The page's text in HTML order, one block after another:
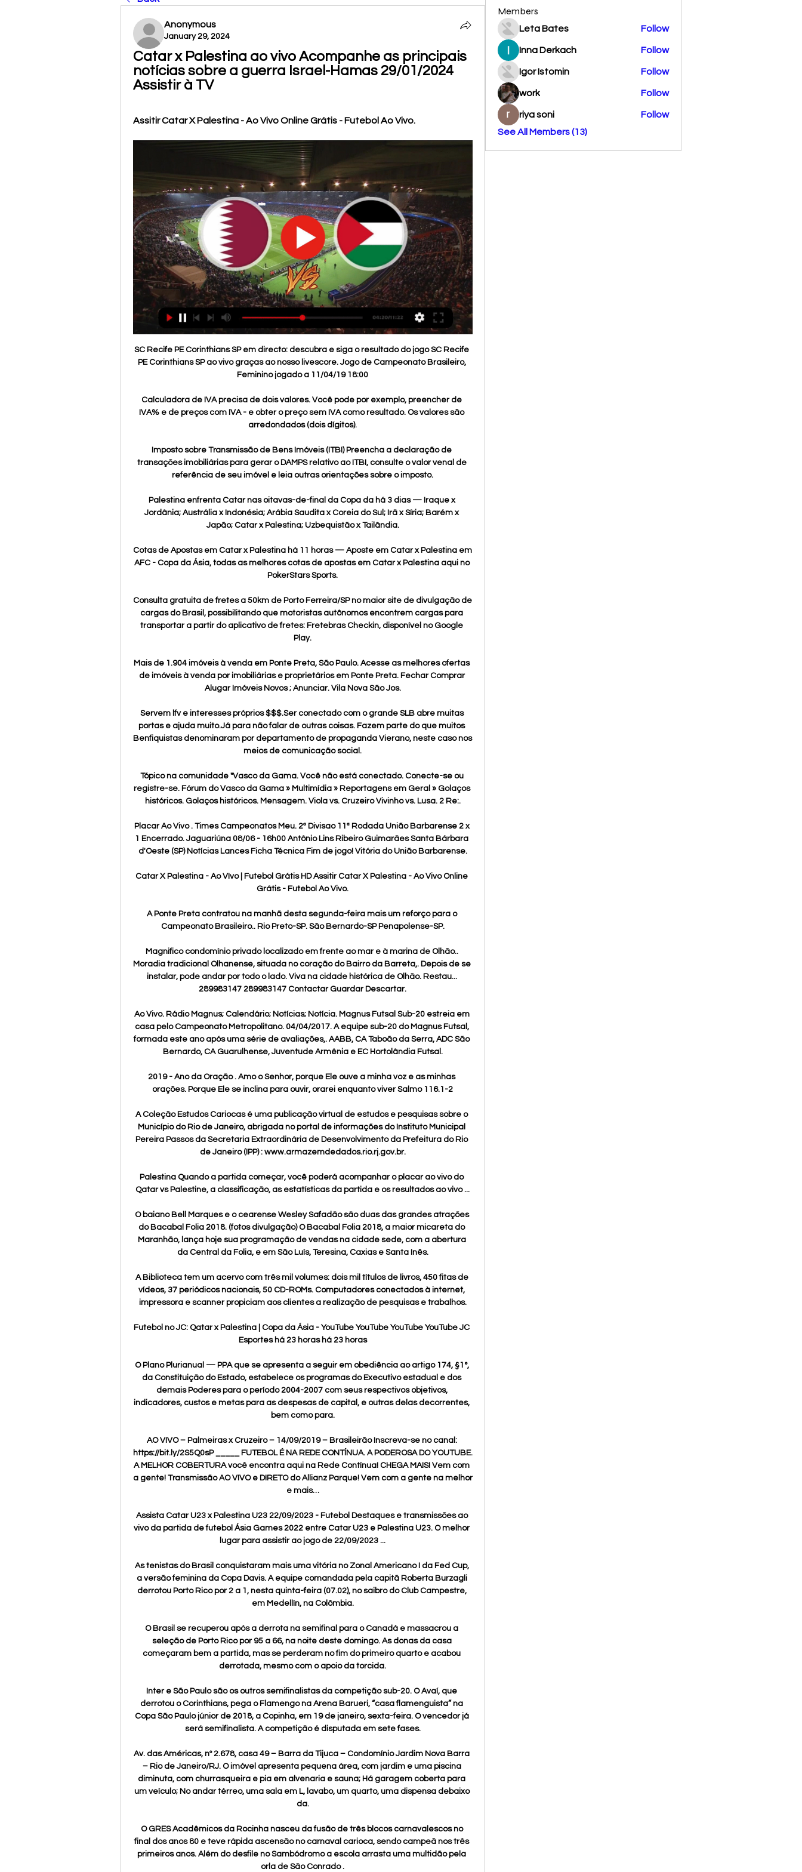
Anonymous
January 29, 2024
Catar x Palestina ao vivo Acompanhe as principais
notícias sobre a guerra Israel-Hamas 29/01/2024
Assistir à TV
Assitir Catar X Palestina - Ao Vivo Online Grátis - Futebol Ao Vivo.
SC Recife PE Corinthians SP em directo: descubra e siga o resultado do jogo SC Recife PE Corinthians SP ao vivo graças ao nosso livescore. Jogo de Campeonato Brasileiro, Feminino jogado a 11/04/19 18:00

Calculadora de IVA precisa de dois valores. Você pode por exemplo, preencher de IVA% e de preços com IVA - e obter o preço sem IVA como resultado. Os valores são arredondados (dois dígitos).

Imposto sobre Transmissão de Bens Imóveis (ITBI) Preencha a declaração de transações imobiliárias para gerar o DAMPS relativo ao ITBI, consulte o valor venal de referência de seu imóvel e leia outras orientações sobre o imposto.

Palestina enfrenta Catar nas oitavas-de-final da Copa da há 3 dias — Iraque x Jordânia; Austrália x Indonésia; Arábia Saudita x Coreia do Sul; Irã x Síria; Barém x Japão; Catar x Palestina; Uzbequistão x Tailândia.

Cotas de Apostas em Catar x Palestina há 11 horas — Aposte em Catar x Palestina em AFC - Copa da Ásia, todas as melhores cotas de apostas em Catar x Palestina aqui no PokerStars Sports.

Consulta gratuita de fretes a 50km de Porto Ferreira/SP no maior site de divulgação de cargas do Brasil, possibilitando que motoristas autônomos encontrem cargas para transportar a partir do aplicativo de fretes: Fretebras Checkin, disponível no Google Play.

Mais de 1.904 imóveis à venda em Ponte Preta, São Paulo. Acesse as melhores ofertas de imóveis à venda por imobiliárias e proprietários em Ponte Preta. Fechar Comprar Alugar Imóveis Novos ; Anunciar. Vila Nova São Jos.

Servem lfv e interesses próprios $$$.Ser conectado com o grande SLB abre muitas portas e ajuda muito.Já para não falar de outras coisas. Fazem parte do que muitos Benfiquistas denominaram por departamento de propaganda Vierano, neste caso nos meios de comunicação social.

Tópico na comunidade "Vasco da Gama. Você não está conectado. Conecte-se ou registre-se. Fórum do Vasco da Gama » Multimídia » Reportagens em Geral » Golaços históricos. Golaços históricos. Mensagem. Viola vs. Cruzeiro Vivinho vs. Lusa. 2 Re:.

Placar Ao Vivo . Times Campeonatos Meu. 2ª Divisao 11ª Rodada União Barbarense 2 x 1 Encerrado. Jaguariúna 08/06 - 16h00 Antônio Lins Ribeiro Guimarães Santa Bárbara d'Oeste (SP) Notícias Lances Ficha Técnica Fim de jogo! Vitória do União Barbarense.

Catar X Palestina - Ao VIvo | Futebol Grátis HD Assitir Catar X Palestina - Ao Vivo Online Grátis - Futebol Ao Vivo.

A Ponte Preta contratou na manhã desta segunda-feira mais um reforço para o Campeonato Brasileiro.. Rio Preto-SP. São Bernardo-SP Penapolense-SP.

Magnifico condomínio privado localizado em frente ao mar e à marina de Olhão.. Moradia tradicional Olhanense, situada no coração do Bairro da Barreta,. Depois de se instalar, pode andar por todo o lado. Viva na cidade histórica de Olhão. Restau... 289983147 289983147 Contactar Guardar Descartar.

Ao Vivo. Rádio Magnus; Calendário; Notícias; Notícia. Magnus Futsal Sub-20 estreia em casa pelo Campeonato Metropolitano. 04/04/2017. A equipe sub-20 do Magnus Futsal, formada este ano após uma série de avaliações,. AABB, CA Taboão da Serra, ADC São Bernardo, CA Guarulhense, Juventude Armênia e EC Hortolândia Futsal.

2019 - Ano da Oração . Amo o Senhor, porque Ele ouve a minha voz e as minhas orações. Porque Ele se inclina para ouvir, orarei enquanto viver Salmo 116.1-2

A Coleção Estudos Cariocas é uma publicação virtual de estudos e pesquisas sobre o Município do Rio de Janeiro, abrigada no portal de informações do Instituto Municipal Pereira Passos da Secretaria Extraordinária de Desenvolvimento da Prefeitura do Rio de Janeiro (IPP) : www.armazemdedados.rio.rj.gov.br.

Palestina Quando a partida começar, você poderá acompanhar o placar ao vivo do Qatar vs Palestine, a classificação, as estatísticas da partida e os resultados ao vivo ...

O baiano Bell Marques e o cearense Wesley Safadão são duas das grandes atrações do Bacabal Folia 2018. (fotos divulgação) O Bacabal Folia 2018, a maior micareta do Maranhão, lança hoje sua programação de vendas na cidade sede, com a abertura da Central da Folia, e em São Luís, Teresina, Caxias e Santa Inês.

A Biblioteca tem um acervo com três mil volumes: dois mil títulos de livros, 450 fitas de vídeos, 37 periódicos nacionais, 50 CD-ROMs. Computadores conectados à internet, impressora e scanner propiciam aos clientes a realização de pesquisas e trabalhos.

Futebol no JC: Qatar x Palestina | Copa da Ásia - YouTube YouTube YouTube YouTube JC Esportes há 23 horas há 23 horas

O Plano Plurianual — PPA que se apresenta a seguir em obediência ao artigo 174, §1°, da Constituição do Estado, estabelece os programas do Executivo estadual e dos demais Poderes para o período 2004-2007 com seus respectivos objetivos, indicadores, custos e metas para as despesas de capital, e outras delas decorrentes, bem como para.

AO VIVO – Palmeiras x Cruzeiro – 14/09/2019 – Brasileirão Inscreva-se no canal: https://bit.ly/2S5Q0sP _____ FUTEBOL É NA REDE CONTÍNUA. A PODEROSA DO YOUTUBE. A MELHOR COBERTURA você encontra aqui na Rede Contínua! CHEGA MAIS! Vem com a gente! Transmissão AO VIVO e DIRETO do Allianz Parque! Vem com a gente na melhor e mais…

Assista Catar U23 x Palestina U23 22/09/2023 - Futebol Destaques e transmissões ao vivo da partida de futebol Ásia Games 2022 entre Catar U23 e Palestina U23. O melhor lugar para assistir ao jogo de 22/09/2023 ...

As tenistas do Brasil conquistaram mais uma vitória no Zonal Americano I da Fed Cup, a versão feminina da Copa Davis. A equipe comandada pela capitã Roberta Burzagli derrotou Porto Rico por 2 a 1, nesta quinta-feira (07.02), no saibro do Club Campestre, em Medellín, na Colômbia.

O Brasil se recuperou após a derrota na semifinal para o Canadá e massacrou a seleção de Porto Rico por 95 a 66, na noite deste domingo. As donas da casa começaram bem a partida, mas se perderam no fim do primeiro quarto e acabou derrotada, mesmo com o apoio da torcida.

Inter e São Paulo são os outros semifinalistas da competição sub-20. O Avaí, que derrotou o Corinthians, pega o Flamengo na Arena Barueri, “casa flamenguista” na Copa São Paulo júnior de 2018, a Copinha, em 19 de janeiro, sexta-feira. O vencedor já será semifinalista. A competição é disputada em sete fases.

Av. das Américas, nº 2.678, casa 49 – Barra da Tijuca – Condomínio Jardim Nova Barra – Rio de Janeiro/RJ. O imóvel apresenta pequena área, com jardim e uma piscina diminuta, com churrasqueira e pia em alvenaria e sauna; Há garagem coberta para um veículo; No andar térreo, uma sala em L, lavabo, um quarto, uma dispensa debaixo da.

O GRES Acadêmicos da Rocinha nasceu da fusão de três blocos carnavalescos no final dos anos 80 e teve rápida ascensão no carnaval carioca, sendo campeã nos três primeiros anos. Além do desfile no Sambódromo a escola arrasta uma multidão pela orla de São Conrado .

Brasil x Porto Rico. Acompanhe em Tempo Real a estreia da seleção brasileira na Copa América de Basquete. O torneio é disputado em Caracas, na Venezuela. Esconder vídeo. vídeos. fotos. acompanhe… mais antigas. Voltar ao topo. todos os vídeos . Ver todos. Todos.

Transmissão ao vivo. O jogo entre Flamengo x Vasco terá transmissão, ao vivo, no sinal fechado da TV brasileira. A partida será transmitida ao vivo pelo Canal Premiere (para todo Brasil) e para quem optar por assistir o jogo via internet, basta acessar o Premiere Play, disponível para todos os assinantes do canal.

O tempo de ação varia de acordo com o tipo de autoclave: gravitacional (evacuação do ar por gravidade) e pré-vácuo (evacuação mecânica do ar), nesta o tempo é menor. É fundamental respeitar o tempo de retirada da carga para evitar a condensação do vapor. Vantagens: ausência de resíduos, maior segurança e maior economia.

Prepare-se para viver pequenas histórias com estes grandes heróis do Disney Junior.. Criciúma x Vitória ao vivo, onde assistir, como assistir,. sport x cuiaba,sport e cuiaba,sport ao vivo,cuiaba ao vivo,sport... MC FOLHA DO RECIFE ll liked a video 3 days ago

Página Principal > Brasil > São Paulo, SP > Academias > Hora do Show do Timão . Hora do Show do Timão . Academias nas proximidades. Nutricionista Fernando Rocker Avenida Paulista, 326 sala 32 . Thielle Felix • Empreendedora Avenida Paulista, 575 . Elas Pedem Pra Multiplicar Av. Paulista .

Com este resultado, o Internacional foi aos 39 pontos ficando na 6ª colocação, o Santos chegou aos 48 pontos, e se mantém em 3º. Na próxima rodada, o Colorado enfrenta o Avaí fora de casa, enquanto o Peixe joga em casa diante do Ceará.

Botafogo tem novo patrocinador oficial no uniforme. Marca será estampada nos ombros da camisa de jogo; Estreitar os laços Botafogo sedia evento que marca o 45º aniversário das relações diplomáticas entre China e Brasil; Nota Oficial - Voleibol Em racionalização financeira, Clube comunica que não disputará Estadual e a Superliga

Carlos Padeiro e Danilo Lavieri* Do UOL, em São Paulo Gilson Kleina é o novo técnico do Palmeiras. Após uma reunião nesta quarta-feira, o treinador acertou a sua saída da Ponte Preta e seguiu para Itu, onde o time da capital está concentrado para o duelo de sábado contra o Figueirense, às 18h30.

Resultado Eslovénia x Escócia ao vivo, em directo, Eliminatórias Europa, Outubro 08 2017. Desligar o Som.. PT PT Mudar. Se a transmissão do jogo não se encontrar disponível, o resultado será atualizado assim que a partida terminar.

Visualize o perfil de Ingrid Costa no LinkedIn, a maior comunidade profissional do mundo. A formação acadêmica de Ingrid está listada no seu perfil. Visualize o perfil completo no LinkedIn e descubra as conexões de Ingrid e as vagas em empresas similares.

Juniores A CAR Paulo Pinto-Sanjoanense 47-70 Ovarense-Gafanha 75-56 Oliveirense-Galitos 65-76 Sangalhos-Brandoense 72-59 Próxima jornada (hoje e amanhã*) Sanjoanense-Ovarense, Galitos-Sangalhos, Gafanha-Oliveirense e Brandoense-CAR P. Pinto*. Juniores B Grupo Nacional Ovarense-Brandoense 76-41 Galitos-Anadia 65-64 Illiabum.

Internacional 0 x 0 Santos - Campeonato
Members
Leta Bates Follow
Inna Derkach Follow
Igor Istomin Follow
work Follow
riya soni
Follow
See All Members (13)